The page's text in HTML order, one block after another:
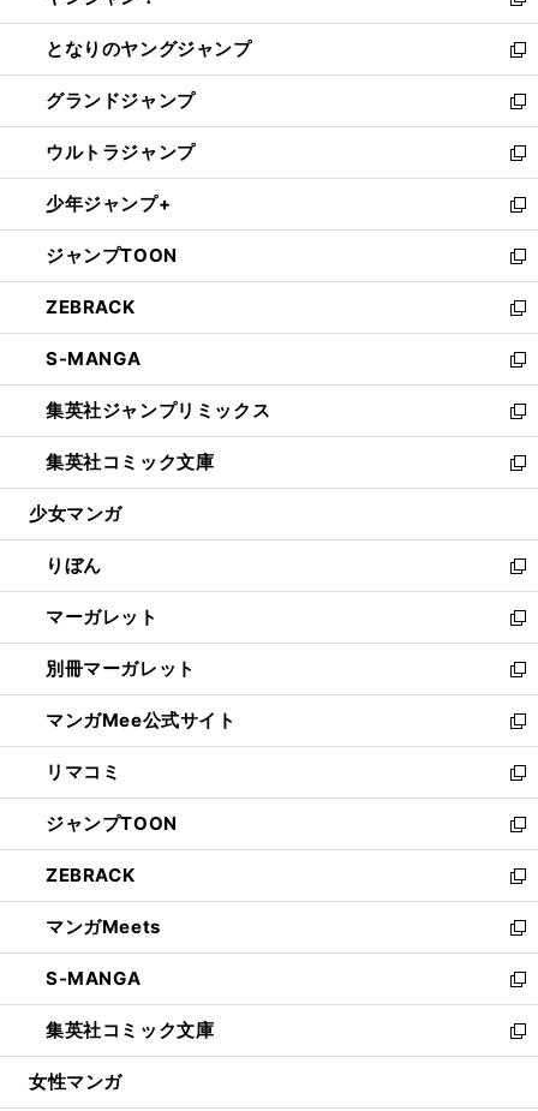
開
く
ン
ド
ウ
で
開
く
ウ
ィ
ン
ド
ウ
で
開
く
し
い
ウ
ィ
ン
ド
ウ
で
開
く
となりのヤングジャンプ
新
し
い
ウ
ィ
ン
ド
ウ
で
開
く
グランドジャンプ
新
し
い
ウ
ィ
ン
ド
ウ
で
開
く
ウルトラジャンプ
新
し
い
ウ
ィ
ン
ド
ウ
で
開
く
少年ジャンプ+
新
し
い
ウ
ィ
ン
ド
ウ
で
開
く
ジャンプTOON
新
し
い
ウ
ィ
ン
ド
ウ
で
開
ZEBRACK
新
し
い
ウ
ィ
ン
ド
ウ
開
く
S-MANGA
新
し
い
ウ
ィ
ン
ウ
で
開
く
集英社ジャンプリミックス
新
し
い
ウ
ン
ド
ウ
で
開
く
集英社コミック文庫
新
し
ウ
ィ
ン
ド
ウ
で
開
く
少女マンガ
りぼん
新
し
い
ウ
ィ
ン
ド
ウ
で
開
く
マーガレット
新
し
い
ウ
ィ
ン
ド
ウ
で
開
く
別冊マーガレット
新
し
い
ウ
ィ
ン
ド
ウ
で
開
く
マンガMee公式サイト
新
し
い
ウ
ィ
ン
ド
ウ
で
開
く
リマコミ
新
し
い
ウ
ィ
ン
ド
ウ
で
開
く
ジャンプTOON
新
し
い
ウ
ィ
ン
ド
ウ
で
開
ZEBRACK
新
し
い
ウ
ィ
ン
ド
ウ
マンガMeets
新
し
い
ウ
ィ
ン
S-MANGA
新
し
い
ウ
集英社コミック文庫
新
し
女性マンガ